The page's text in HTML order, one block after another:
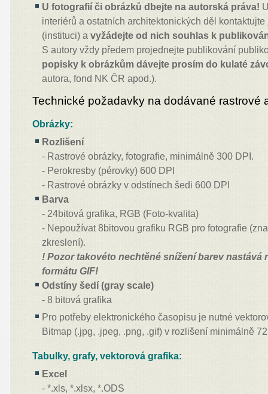
U fotografií či obrázků dbejte na autorská práva!
interiérů a ostatních architektonických děl
(instituci) avyžádejte od nich souhlas k
S autory vždy předem projednejte publikování
popisky k obrázkům dávejte prosím do kulaté
autora, fond NK ČR apod.).
Technické požadavky na dodávané rastrové
Obrázky:
Rozlišení
- Rastrové obrázky, fotografie, minimálně 300 DPI.
- Perokresby (pérovky) 600 DPI
- Rastrové obrázky v odstínech šedi 600 DPI
Barva
- 24bitová grafika, RGB (Foto-kvalita)
- Nepoužívat 8bitovou grafiku RGB pro fotografie
zkreslení).
! Pozor takovéto nechtěné snížení barev nastává
formátu GIF!
Odstíny šedí (gray scale)
- 8 bitová grafika
Pro potřeby elektronického časopisu je nutné
Bitmap (.jpg, .jpeg, .png, .gif) v rozlišení minimálně
Tabulky, grafy, vektorová grafika:
Excel
- *.xls, *.xlsx, *.ODS